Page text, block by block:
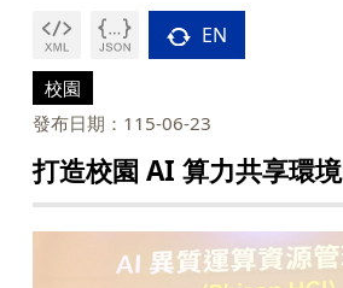
EN
校園
發布日期：115-06-23
打造校園 AI 算力共享環境